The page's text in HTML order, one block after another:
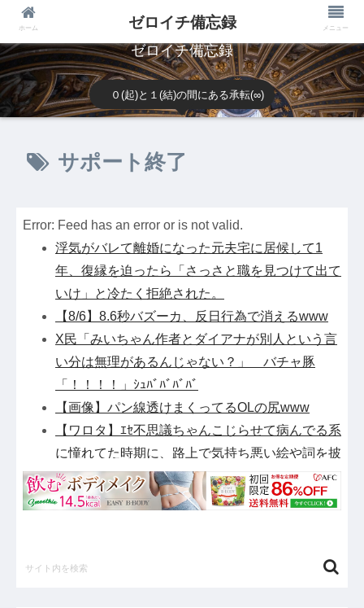
ゼロイチ備忘録
０(起)と１(結)の間にある承転(∞)
サポート終了
Error: Feed has an error or is not valid.
浮気がバレて離婚になった元夫宅に居候して1
年、復縁を迫ったら「さっさと職を見つけて出て
いけ」と冷たく拒絶された。
【8/6】8.6秒バズーカ、反日行為で消えるwww
X民「みいちゃん作者とダイアナが別人という言
い分は無理があるんじゃない？」 バチャ豚
「！！！！」ｼｭﾊﾞﾊﾞﾊﾞﾊﾞ
【画像】パン線透けまくってるOLの尻www
【ワロタ】ｴｾ不思議ちゃんこじらせて病んでる系
に憧れてた時期に、路上で気持ち悪い絵や詞を披
露したり、土砂降りの中で〇〇してた←報告者の
家族が素敵すぎるｗｗｗ
ろ！！財源はどうするんだ！！」他
ホーム ゼロイチ備忘録 メニュー